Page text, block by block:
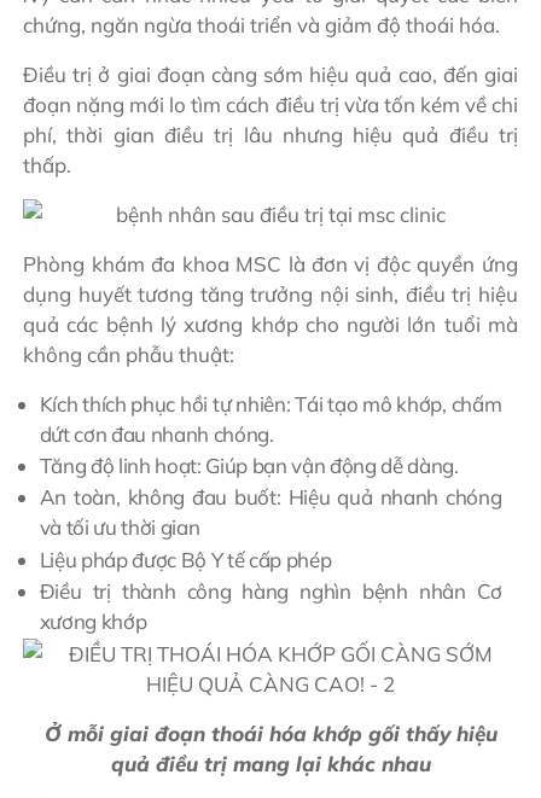
chứng, ngăn ngừa thoái triển và giảm độ thoái hóa.
Điều trị ở giai đoạn càng sớm hiệu quả cao, đến giai
đoạn nặng mới lo tìm cách điều trị vừa tốn kém về chi
phí, thời gian điều trị lâu nhưng hiệu quả điều trị
thấp.
Phòng khám đa khoa MSC là đơn vị độc quyền ứng
dụng huyết tương tăng trưởng nội sinh, điều trị hiệu
quả các bệnh lý xương khớp cho người lớn tuổi mà
không cần phẫu thuật:
Kích thích phục hồi tự nhiên: Tái tạo mô khớp, chấm
dứt cơn đau nhanh chóng.
Tăng độ linh hoạt: Giúp bạn vận động dễ dàng.
An toàn, không đau buốt: Hiệu quả nhanh chóng
và tối ưu thời gian
Liệu pháp được Bộ Y tế cấp phép
Điều trị thành công hàng nghìn bệnh nhân Cơ
xương khớp
Ở mỗi giai đoạn thoái hóa khớp gối thấy hiệu
quả điều trị mang lại khác nhau